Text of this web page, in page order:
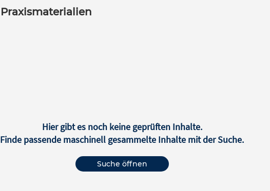
Praxismaterialien
Hier gibt es noch keine geprüften Inhalte.
Finde passende maschinell gesammelte Inhalte mit der Suche.
Suche öffnen